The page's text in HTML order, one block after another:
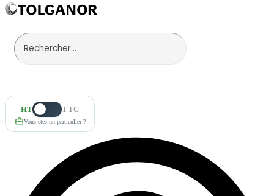
HT TTC
Vous êtes un particulier ?